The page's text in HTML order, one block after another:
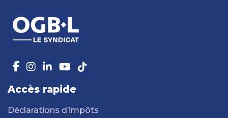
Accès rapide
Déclarations d’impôts